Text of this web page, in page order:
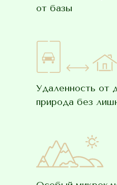
Удаленность от
природа без
от базы